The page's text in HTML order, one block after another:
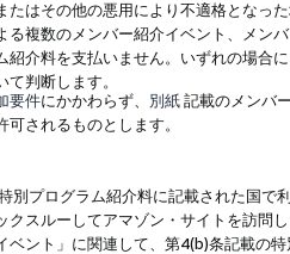
たはその他の悪用により不適格となっ
る複数のメンバー紹介イベント、メン
紹介料を支払いません。いずれの場合
判断します。
要件にかかわらず、 別紙記載のメンバ
されるものとします。
別プログラム紹介料に記載された国で
クスルーしてアマゾン・サイトを訪問
ベント」に関連して、第4(b)条記載の